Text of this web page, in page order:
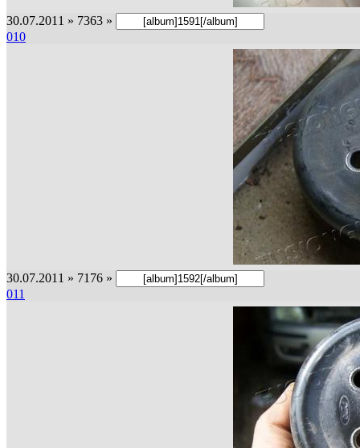
30.07.2011 » 7363 »
010
30.07.2011 » 7176 »
011